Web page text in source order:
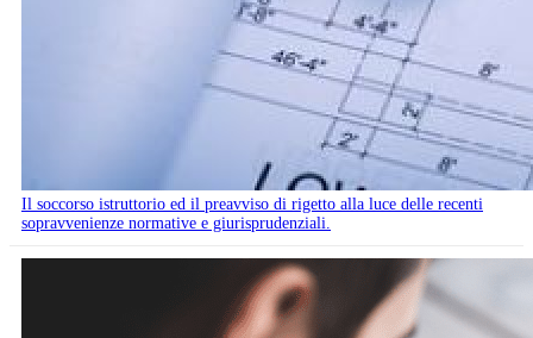
Il soccorso istruttorio ed il preavviso di rigetto alla luce delle recenti
sopravvenienze normative e giurisprudenziali.